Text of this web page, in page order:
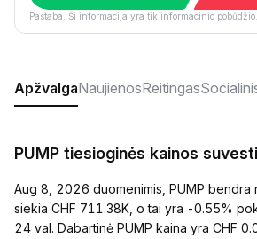
Pastaba. Ši informacija yra tik informacinio pobūdžio.
ApžvalgaNaujienosReitingas
PUMP tiesioginės kainos
Aug 8, 2026 duomenimis, PUMP bendra
siekia CHF 711.38K, o tai yra -0.55%
24 val. Dabartinė PUMP kaina yra CHF